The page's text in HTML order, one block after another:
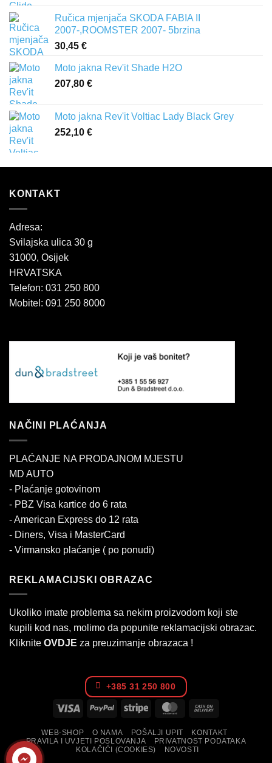
Ručica mjenjača SKODA FABIA II
2007-,ROOMSTER 2007- 5brzina
30,45 €
Moto jakna Rev'it Shade H2O
207,80 €
Moto jakna Rev'it Voltiac Lady Black Grey
252,10 €
KONTAKT
Adresa:
Svilajska ulica 30 g
31000, Osijek
HRVATSKA
Telefon: 031 250 800
Mobitel: 091 250 8000
NAČINI PLAĆANJA
PLAĆANJE NA PRODAJNOM MJESTU
MD AUTO
- Plaćanje gotovinom
- PBZ Visa kartice do 6 rata
- American Express do 12 rata
- Diners, Visa i MasterCard
- Virmansko plaćanje ( po ponudi)
REKLAMACIJSKI OBRAZAC
Ukoliko imate problema sa nekim proizvodom koji ste
kupili kod nas, molimo da popunite reklamacijski obrazac.
Kliknite OVDJE za preuzimanje obrazaca !
+385 31 250 800
Visa PayPal Stripe MasterCard
Delivery
WEB-SHOP O NAMA POŠALJI UPIT
KONTAKT
PRAVILA I UVJETI POSLOVANJA
PRIVATNOST PODATAKA
KOLAČIĆI (COOKIES)
NOVOSTI